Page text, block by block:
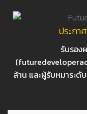
ประกา
รับรอง
ล้าน และผู้รับหมาระ